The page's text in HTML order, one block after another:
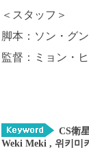
＜スタッフ＞
脚本：ソン・グ
監督：ミョン・
CS衛
Weki Meki , 위키미키